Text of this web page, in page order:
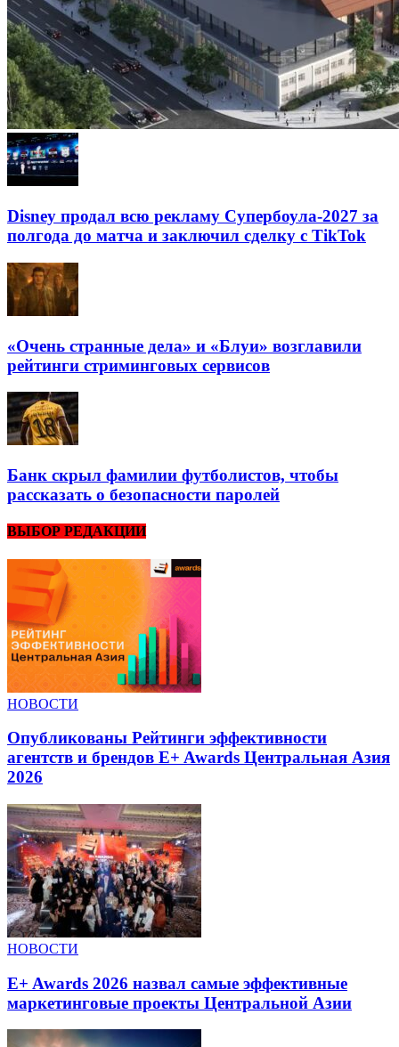
Disney продал всю рекламу Супербоула-2027 за
полгода до матча и заключил сделку с TikTok
«Очень странные дела» и «Блуи» возглавили
рейтинги стриминговых сервисов
Банк скрыл фамилии футболистов, чтобы
рассказать о безопасности паролей
ВЫБОР РЕДАКЦИИ
НОВОСТИ
Опубликованы Рейтинги эффективности
агентств и брендов E+ Awards Центральная Азия
2026
НОВОСТИ
E+ Awards 2026 назвал самые эффективные
маркетинговые проекты Центральной Азии